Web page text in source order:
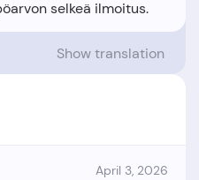
Show translation
April 3, 2026